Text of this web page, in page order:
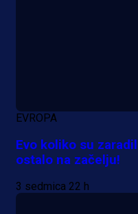
EVROPA
Evo koliko su
ostalo na začelju!
3 sedmica 22 h